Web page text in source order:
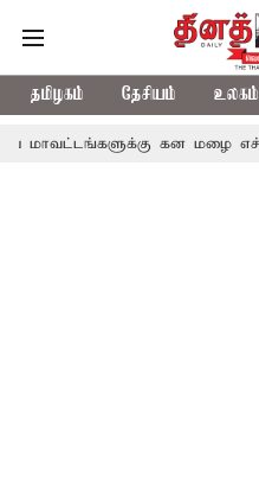
தமிழகம் தேசியம் உலகம்
கன மழை எச்சரிக்கை